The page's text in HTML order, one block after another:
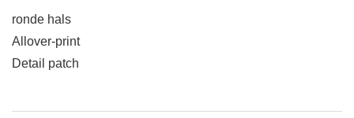
ronde hals
Allover-print
Detail patch